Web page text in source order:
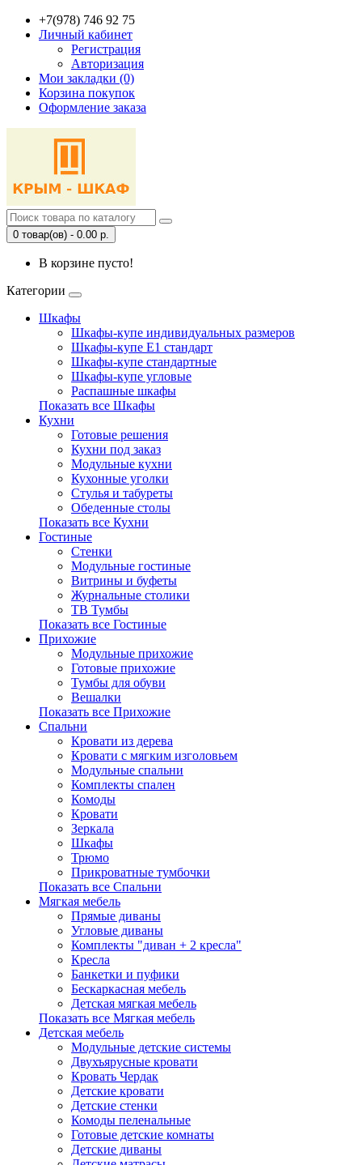
+7(978) 746 92 75
Личный кабинет
Регистрация
Авторизация
Мои закладки (0)
Корзина покупок
Оформление заказа
0 товар(ов) - 0.00 р.
В корзине пусто!
Категории
Шкафы
Шкафы-купе индивидуальных размеров
Шкафы-купе Е1 стандарт
Шкафы-купе стандартные
Шкафы-купе угловые
Распашные шкафы
Показать все Шкафы
Кухни
Готовые решения
Кухни под заказ
Модульные кухни
Кухонные уголки
Стулья и табуреты
Обеденные столы
Показать все Кухни
Гостиные
Стенки
Модульные гостиные
Витрины и буфеты
Журнальные столики
ТВ Тумбы
Показать все Гостиные
Прихожие
Модульные прихожие
Готовые прихожие
Тумбы для обуви
Вешалки
Показать все Прихожие
Спальни
Кровати из дерева
Кровати с мягким изголовьем
Модульные спальни
Комплекты спален
Комоды
Кровати
Зеркала
Шкафы
Трюмо
Прикроватные тумбочки
Показать все Спальни
Мягкая мебель
Прямые диваны
Угловые диваны
Комплекты "диван + 2 кресла"
Кресла
Банкетки и пуфики
Бескаркасная мебель
Детская мягкая мебель
Показать все Мягкая мебель
Детская мебель
Модульные детские системы
Двухъярусные кровати
Кровать Чердак
Детские кровати
Детские стенки
Комоды пеленальные
Готовые детские комнаты
Детские диваны